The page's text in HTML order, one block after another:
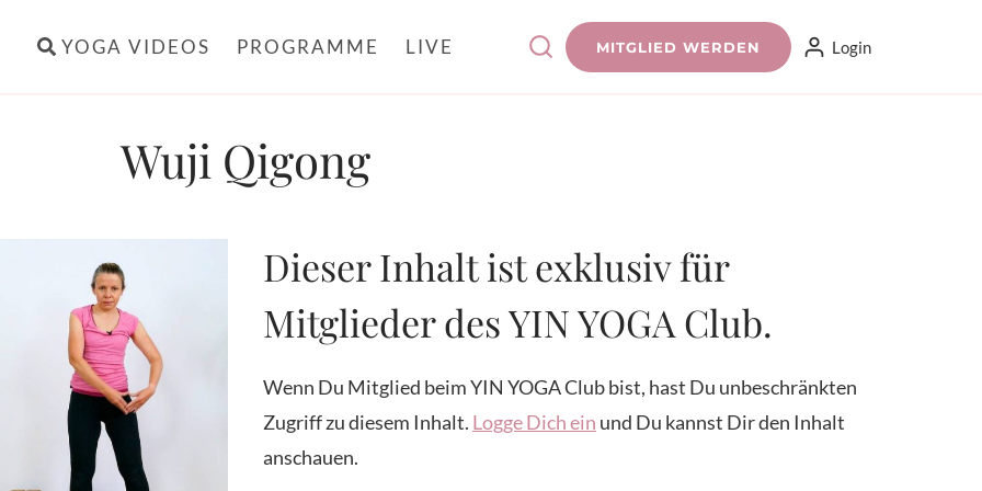
YOGA VIDEOS PROGRAMME LIVE MITGLIED WERDEN Login
Wuji Qigong
Dieser Inhalt ist exklusiv für
Mitglieder des YIN YOGA Club.
Wenn Du Mitglied beim YIN YOGA Club bist, hast Du unbeschränkten
Zugriff zu diesem Inhalt. Logge Dich ein und Du kannst Dir den Inhalt
anschauen.